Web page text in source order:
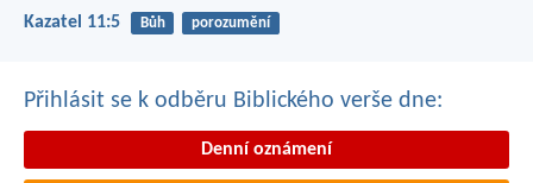
Kazatel 11:5 Bůh porozumění
Přihlásit se k odběru Biblického verše dne:
Denní oznámení